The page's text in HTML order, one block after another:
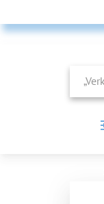
Job Search Page